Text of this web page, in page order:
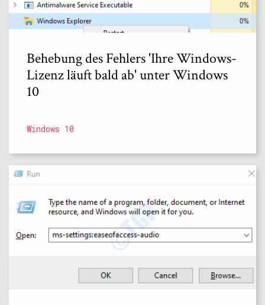
Behebung des Fehlers 'Ihre Windows-
Lizenz läuft bald ab' unter Windows
10
Windows 10